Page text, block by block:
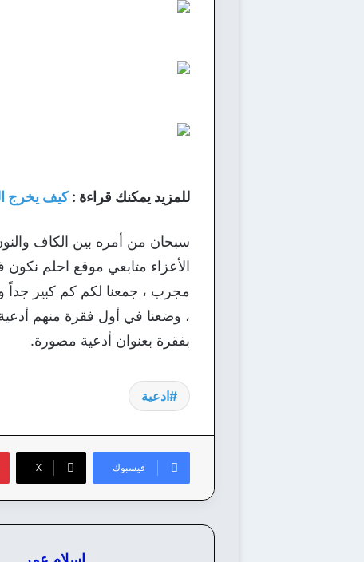
للمزيد يمكنك قراءة :كيف يخرج
سبحان من أمره بين الكاف
الأعزاء متابعي موقع احلم نكون
مجرب ، جمعنا لكم كم كبير جداً
، وضعنا في أول فقرة منهم
بفقرة بعنوان أدعية مصورة.
ادعية
فيسبوك ‫X